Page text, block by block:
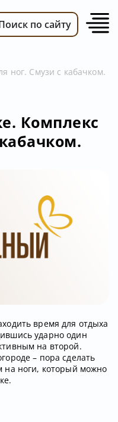
ВИДЕО
ПЕРЕДАЧИ
по сайту
ног. Смузи с кабачком.
Комплекс
время для отдыха
ударно один
на второй.
– пора сделать
на ноги, который можно